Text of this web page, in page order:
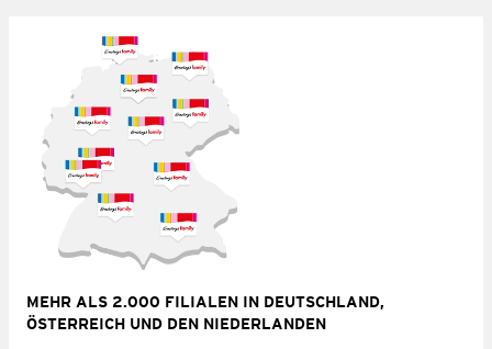
MEHR ALS 2.000 FILIALEN IN DEUTSCHLAND,
ÖSTERREICH UND DEN NIEDERLANDEN